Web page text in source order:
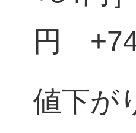
円 +74
値下が